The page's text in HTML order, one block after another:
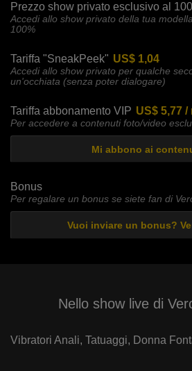
Prezzo show privato esclusivo al
Accedi allo show privato della tua
100%
Tariffa "SneakPeek" US$ 1,04
Accedi allo show privato per qualche
un'occhiata (senza poter dialogare)
Tariffa abbonamento VIP US$ 5,77 /
Per accedere a contenuti foto/video
Mi abbono ai
Bonus
Per regalare un bonus se siete fan di
Vuoi inviare un bonus?
Nello show live di
Vibratori Anali, Tatuaggi, Donna